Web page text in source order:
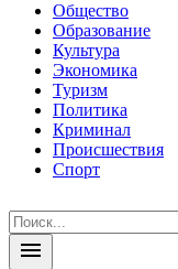
Общество
Образование
Культура
Экономика
Туризм
Политика
Криминал
Происшествия
Спорт
menu